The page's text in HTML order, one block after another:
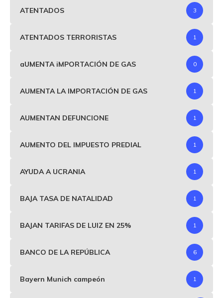
ATENTADOS 3
ATENTADOS TERRORISTAS 1
aUMENTA iMPORTACIÓN DE GAS 0
AUMENTA LA IMPORTACIÓN DE GAS 1
AUMENTAN DEFUNCIONE 1
AUMENTO DEL IMPUESTO PREDIAL 1
AYUDA A UCRANIA 1
BAJA TASA DE NATALIDAD 1
BAJAN TARIFAS DE LUIZ EN 25% 1
BANCO DE LA REPÚBLICA 6
Bayern Munich campeón 1